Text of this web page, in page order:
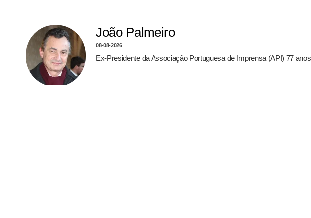
João Palmeiro
08-08-2026
Ex-Presidente da Associação Portuguesa de Imprensa (API) 77 anos